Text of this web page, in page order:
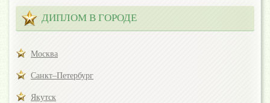
ДИПЛОМ В ГОРОДЕ
Москва
Санкт–Петербург
Якутск